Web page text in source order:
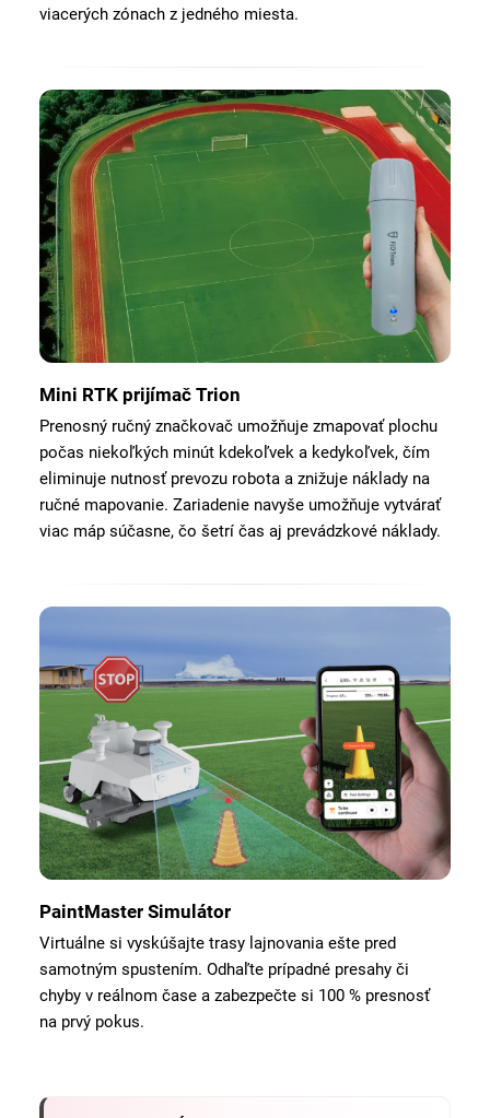
viacerých zónach z jedného miesta.
Mini RTK prijímač Trion
Prenosný ručný značkovač umožňuje zmapovať plochu
počas niekoľkých minút kdekoľvek a kedykoľvek, čím
eliminuje nutnosť prevozu robota a znižuje náklady na
ručné mapovanie. Zariadenie navyše umožňuje vytvárať
viac máp súčasne, čo šetrí čas aj prevádzkové náklady.
PaintMaster Simulátor
Virtuálne si vyskúšajte trasy lajnovania ešte pred
samotným spustením. Odhaľte prípadné presahy či
chyby v reálnom čase a zabezpečte si 100 % presnosť
na prvý pokus.